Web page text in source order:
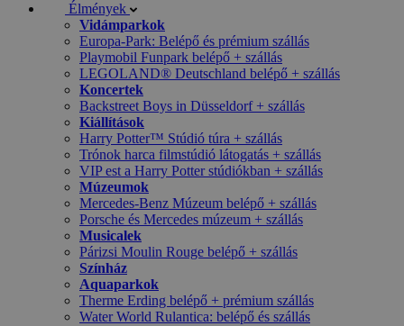
Élmények
Vidámparkok
Europa-Park: Belépő és prémium szállás
Playmobil Funpark belépő + szállás
LEGOLAND® Deutschland belépő + szállás
Koncertek
Backstreet Boys in Düsseldorf + szállás
Kiállítások
Harry Potter™ Stúdió túra + szállás
Trónok harca filmstúdió látogatás + szállás
VIP est a Harry Potter stúdiókban + szállás
Múzeumok
Mercedes-Benz Múzeum belépő + szállás
Porsche és Mercedes múzeum + szállás
Musicalek
Párizsi Moulin Rouge belépő + szállás
Színház
Aquaparkok
Therme Erding belépő + prémium szállás
Water World Rulantica: belépő és szállás